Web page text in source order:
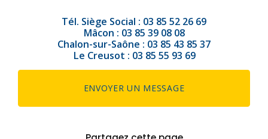
Tél. Siège Social : 03 85 52 26 69
Mâcon : 03 85 39 08 08
Chalon-sur-Saône : 03 85 43 85 37
Le Creusot : 03 85 55 93 69
ENVOYER UN MESSAGE